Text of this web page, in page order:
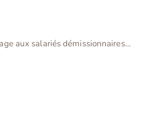
aux salariés démissionnaires…